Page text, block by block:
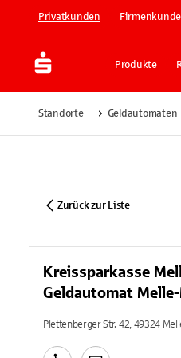
Privatkunden
Produkte
Standorte Geldautomaten
Zurück zur Liste
Kreissparkasse
Geldautomat
Plettenberger Str. 42, 49324